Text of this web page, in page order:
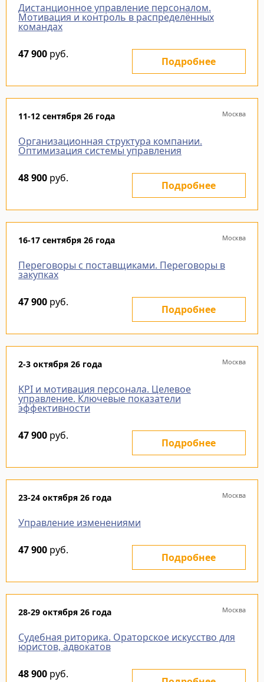
Дистанционное управление персоналом.
Мотивация и контроль в распределённых
командах
47 900 руб.
Подробнее
11-12 сентября 26 года Москва
Организационная структура компании.
Оптимизация системы управления
48 900 руб.
Подробнее
16-17 сентября 26 года Москва
Переговоры с поставщиками. Переговоры в
закупках
47 900 руб.
Подробнее
2-3 октября 26 года Москва
KPI и мотивация персонала. Целевое
управление. Ключевые показатели
эффективности
47 900 руб.
Подробнее
23-24 октября 26 года Москва
Управление изменениями
47 900 руб.
Подробнее
28-29 октября 26 года Москва
Судебная риторика. Ораторское искусство для
юристов, адвокатов
48 900 руб.